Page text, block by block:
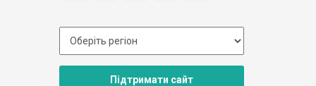
Підтримати сайт